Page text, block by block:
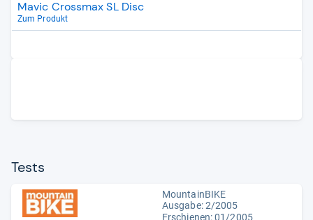
Mavic Crossmax SL Disc
Zum Produkt
Tests
MountainBIKE
Ausgabe: 2/2005
Erschienen: 01/2005